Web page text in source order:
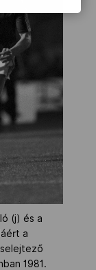
(j) és a
a
1981.